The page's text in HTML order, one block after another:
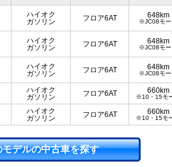
ハイオク
ガソリン
フロア6AT 648km
※JC08モー
ハイオク
ガソリン
フロア6AT 648km
※JC08モー
ハイオク
ガソリン
フロア6AT 648km
※JC08モー
ハイオク
ガソリン
フロア6AT 660km
※10・15モ
ハイオク
ガソリン
フロア6AT 660km
※10・15モ
モデルの中古車を探す